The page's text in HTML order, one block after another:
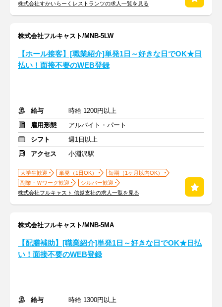
株式会社すかいらーくレストランツの求人一覧を見る
株式会社フルキャスト/MNB-5LW
【ホール接客】[職業紹介]単発1日～好きな日でOK★日
払い！面接不要のWEB登録
給与
時給 1200円以上
雇用形態
アルバイト・パート
シフト
週1日以上
アクセス
小淵沢駅
大学生歓迎 単発（1日OK）
短期（1ヶ月以内OK）
副業・Ｗワーク歓迎
シルバー歓迎
株式会社フルキャスト 信越支社の求人一覧を見る
株式会社フルキャスト/MNB-5MA
【配膳補助】[職業紹介]単発1日～好きな日でOK★日払
い！面接不要のWEB登録
給与
時給 1300円以上